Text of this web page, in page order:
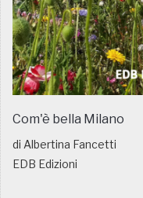
Com'è bella Milano
di Albertina Fancetti
EDB Edizioni